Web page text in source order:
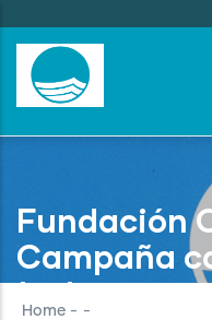
to
main
content
Fundación
Campaña
tortugas
Home - -